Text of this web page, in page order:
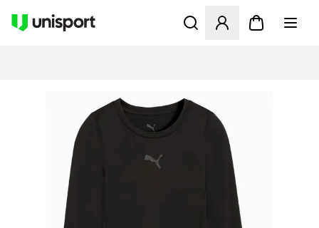
Åbner en Modal til at